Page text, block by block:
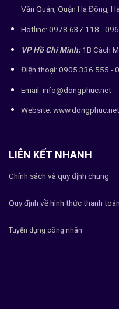
Văn Quán, Quận Hà Đông,
Hotline: 0978 637 118 -
VP Hồ Chí Minh:1B Cách
Điện thoại: 0905.336.555 -
Email: info@dongphuc.net
Website: www.dongphuc.net
LIÊN KẾT NHANH
Chính sách và quy định chung
Quy định về hình thức thanh toán
Tuyển dụng công nhân